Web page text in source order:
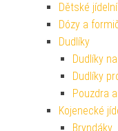
Dětské
Dózy a
Dudlíky
Dudlíky
Dudlíky
Pouzdra
Kojenecké
Bryndáky